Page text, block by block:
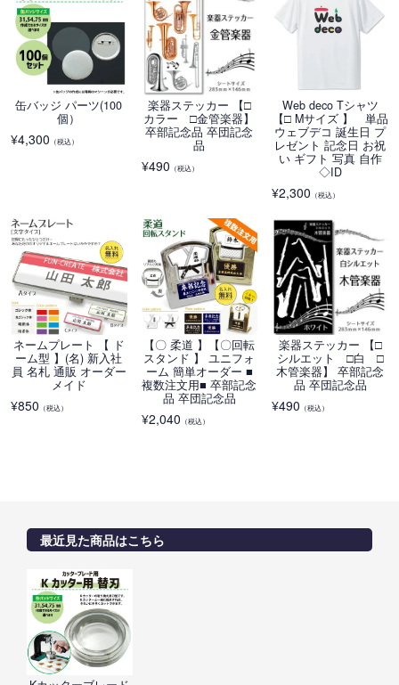
缶バッジ パーツ(100
個）
¥4,300 （税込）
楽器ステッカー 【□
カラー □金管楽器】
卒部記念品 卒団記念
品
¥490 （税込）
Web deco Tシャツ
【□ Mサイズ 】 単品
ウェブデコ 誕生日 プ
レゼント 記念日 お祝
い ギフト 写真 自作
◇ID
¥2,300 （税込）
ネームプレート 【 ド
ーム型 】(名) 新入社
員 名札 通販 オーダー
メイド
¥850 （税込）
【〇 柔道 】【〇回転
スタンド 】 ユニフォ
ーム 簡単オーダー ■
複数注文用■ 卒部記念
品 卒団記念品
¥2,040 （税込）
楽器ステッカー 【□
シルエット □白 □
木管楽器】 卒部記念
品 卒団記念品
¥490 （税込）
最近見た商品はこちら